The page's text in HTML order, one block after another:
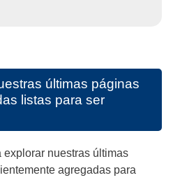
últimas páginas
listas para ser
nuestras últimas
agregadas para